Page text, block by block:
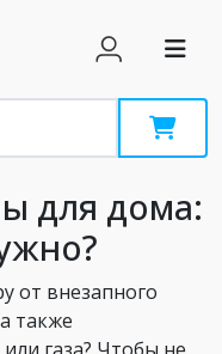
для дома:
от внезапного
также